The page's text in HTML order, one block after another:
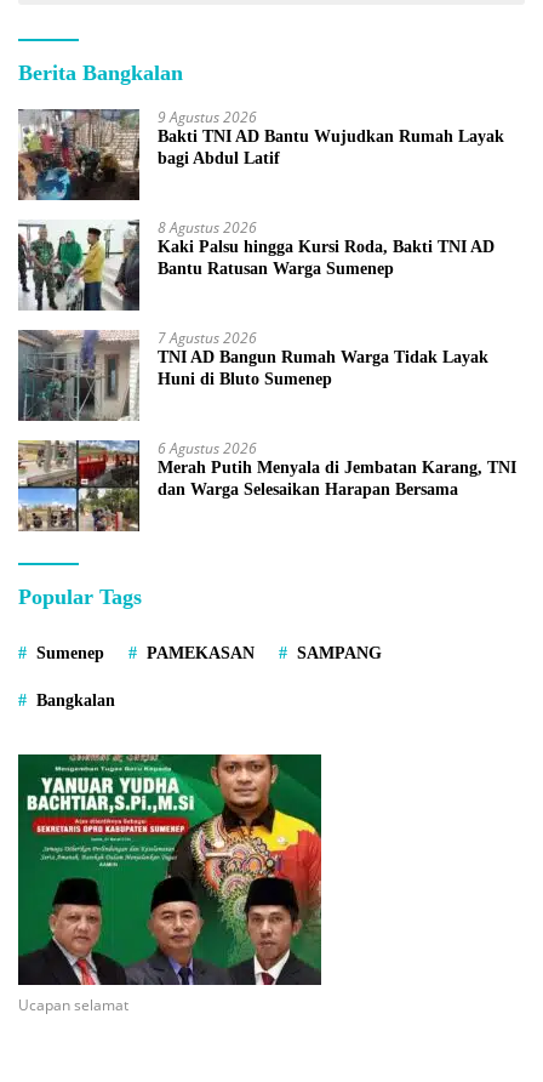
Berita Bangkalan
9 Agustus 2026
Bakti TNI AD Bantu Wujudkan Rumah Layak
bagi Abdul Latif
8 Agustus 2026
Kaki Palsu hingga Kursi Roda, Bakti TNI AD
Bantu Ratusan Warga Sumenep
7 Agustus 2026
TNI AD Bangun Rumah Warga Tidak Layak
Huni di Bluto Sumenep
6 Agustus 2026
Merah Putih Menyala di Jembatan Karang, TNI
dan Warga Selesaikan Harapan Bersama
Popular Tags
Sumenep PAMEKASAN SAMPANG
Bangkalan
Ucapan selamat